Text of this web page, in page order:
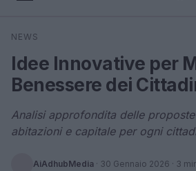
Cerca
NEWS
Idee Innovative per
Benessere dei
Analisi approfondita delle
abitazioni e capitale per ogni
AiAdhubMedia · 30 Gennaio 2026 · 3